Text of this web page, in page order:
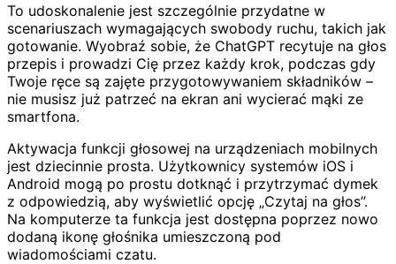
To udoskonalenie jest szczególnie przydatne w
scenariuszach wymagających swobody ruchu, takich jak
gotowanie. Wyobraź sobie, że ChatGPT recytuje na głos
przepis i prowadzi Cię przez każdy krok, podczas gdy
Twoje ręce są zajęte przygotowywaniem składników –
nie musisz już patrzeć na ekran ani wycierać mąki ze
smartfona.
Aktywacja funkcji głosowej na urządzeniach mobilnych
jest dziecinnie prosta. Użytkownicy systemów iOS i
Android mogą po prostu dotknąć i przytrzymać dymek
z odpowiedzią, aby wyświetlić opcję „Czytaj na głos”.
Na komputerze ta funkcja jest dostępna poprzez nowo
dodaną ikonę głośnika umieszczoną pod
wiadomościami czatu.